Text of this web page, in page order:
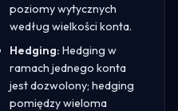
poziomy wytycznych
według wielkości konta.
Hedging: Hedging w
ramach jednego konta
jest dozwolony; hedging
pomiędzy wieloma